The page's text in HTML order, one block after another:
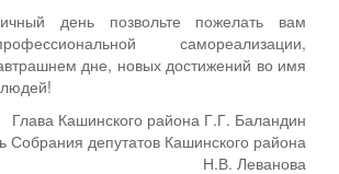
день позвольте пожелать вам
самореализации,
дне, новых достижений во имя
Глава Кашинского района Г.Г. Баландин
Собрания депутатов Кашинского района
Н.В. Леванова